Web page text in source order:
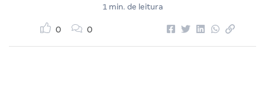
1 min. de leitura
0 0